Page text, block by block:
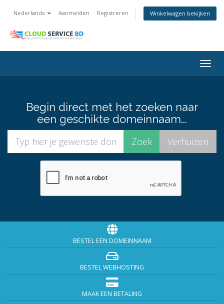
Nederlands Aanmelden Registreren Winkelwagen bekijken
Begin direct met het zoeken naar
een geschikte domeinnaam...
BESTEL EEN DOMEINNAAM
BESTEL WEBHOSTING
MAAK EEN BETALING